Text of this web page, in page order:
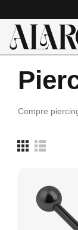
Compre